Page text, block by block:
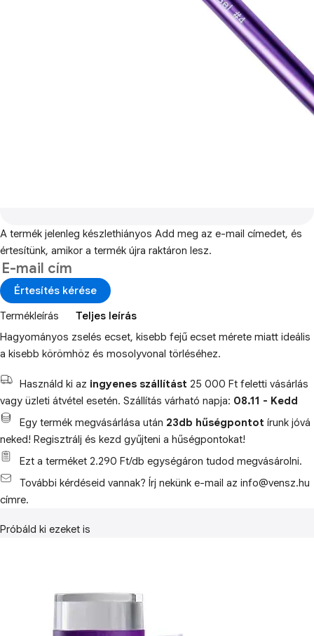
A termék jelenleg készlethiányos Add meg az e-mail címedet, és
értesítünk, amikor a termék újra raktáron lesz.
Értesítés kérése
Termékleírás
Teljes leírás
Hagyományos zselés ecset, kisebb fejű ecset mérete miatt ideális
a kisebb körömhöz és mosolyvonal törléséhez.
Használd ki az ingyenes szállítást 25 000 Ft feletti vásárlás
vagy üzleti átvétel esetén. Szállítás várható napja: 08.11 - Kedd
Egy termék megvásárlása után 23db hűségpontot írunk jóvá
neked! Regisztrálj és kezd gyűjteni a hűségpontokat!
Ezt a terméket 2.290 Ft/db egységáron tudod megvásárolni.
További kérdéseid vannak? Írj nekünk e-mail az info@vensz.hu
címre.
Próbáld ki ezeket is